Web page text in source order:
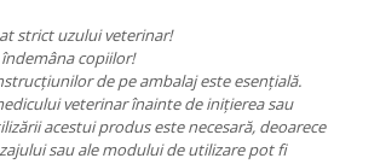
strict uzului veterinar!
îndemâna copiilor!
de pe ambalaj este esențială.
veterinar înainte de inițierea sau
acestui produs este necesară, deoarece
sau ale modului de utilizare pot fi